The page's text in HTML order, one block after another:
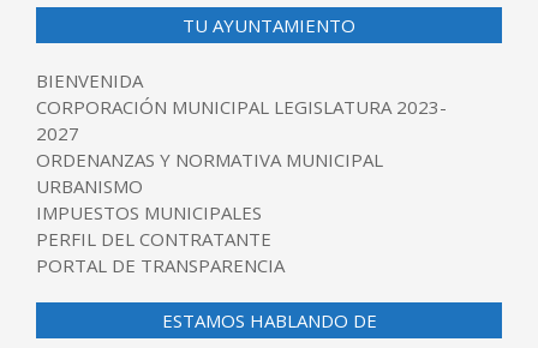
TU AYUNTAMIENTO
BIENVENIDA
CORPORACIÓN MUNICIPAL LEGISLATURA 2023-
2027
ORDENANZAS Y NORMATIVA MUNICIPAL
URBANISMO
IMPUESTOS MUNICIPALES
PERFIL DEL CONTRATANTE
PORTAL DE TRANSPARENCIA
ESTAMOS HABLANDO DE